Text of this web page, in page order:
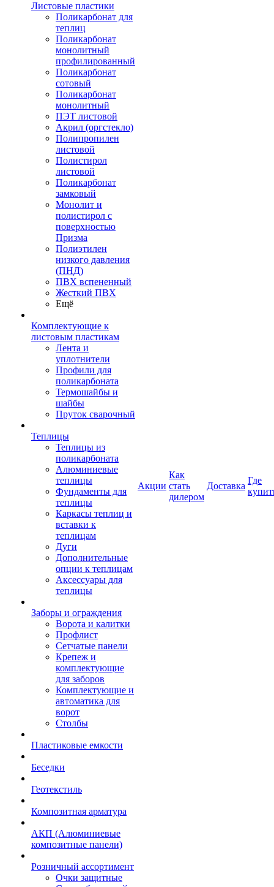
Листовые пластики
Поликарбонат для
теплиц
Поликарбонат
монолитный
профилированный
Поликарбонат
сотовый
Поликарбонат
монолитный
ПЭТ листовой
Акрил (оргстекло)
Полипропилен
листовой
Полистирол
листовой
Поликарбонат
замковый
Монолит и
полистирол с
поверхностью
Призма
Полиэтилен
низкого давления
(ПНД)
ПВХ вспененный
Жесткий ПВХ
Ещё
Комплектующие к
листовым пластикам
Лента и
уплотнители
Профили для
поликарбоната
Термошайбы и
шайбы
Пруток сварочный
Теплицы
Теплицы из
поликарбоната
Алюминиевые
теплицы
Фундаменты для
теплицы
Каркасы теплиц и
вставки к
теплицам
Дуги
Дополнительные
опции к теплицам
Аксессуары для
теплицы
Заборы и ограждения
Ворота и калитки
Профлист
Сетчатые панели
Крепеж и
комплектующие
для заборов
Комплектующие и
автоматика для
ворот
Столбы
Пластиковые емкости
Беседки
Геотекстиль
Композитная арматура
АКП (Алюминиевые
композитные панели)
Розничный ассортимент
Очки защитные
Акции
Как
стать
дилером
Доставка
Где